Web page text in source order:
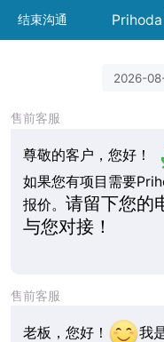
结束沟通
2026-
售前客服
尊敬的客户，您好！
如果您有项目需要
报价。 请留下您的
与您对接！
售前客服
老板，您好！
我